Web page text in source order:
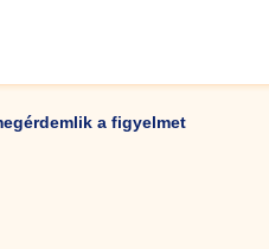
a figyelmet